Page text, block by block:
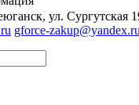
ул. Сургутская
gforce-zakup@yandex.ru